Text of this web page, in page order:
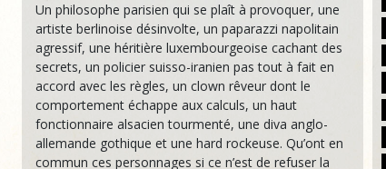
Un philosophe parisien qui se plaît à provoquer, une
artiste berlinoise désinvolte, un paparazzi napolitain
agressif, une héritière luxembourgeoise cachant des
secrets, un policier suisso-iranien pas tout à fait en
accord avec les règles, un clown rêveur dont le
comportement échappe aux calculs, un haut
fonctionnaire alsacien tourmenté, une diva anglo-
allemande gothique et une hard rockeuse. Qu’ont en
commun ces personnages si ce n’est de refuser la